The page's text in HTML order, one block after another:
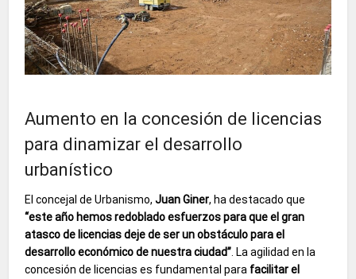
Aumento en la concesión de licencias
para dinamizar el desarrollo
urbanístico
El concejal de Urbanismo,Juan Giner, ha destacado que
“este año hemos redoblado esfuerzos para que el gran
atasco de licencias deje de ser un obstáculo para el
desarrollo económico de nuestra ciudad” . La agilidad en la
concesión de licencias es fundamental para facilitar el